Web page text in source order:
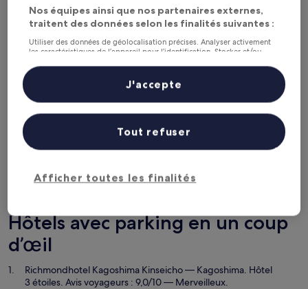
nuit séjournée
Économisez plus grâce aux Prix membres
Consultez les prix pour ces dates
7 août - 9 août
14 août - 16 août
Hôtels avec parking en un coup
d’œil
Richmondhotel Kagoshima Kinseicho— Kagoshima. Hôtel
3 étoiles. Avis voyageurs : 9,0/10 — Merveilleux.
Nos équipes ainsi que nos partenaires externes,
traitent des données selon les finalités suivantes :
Utiliser des données de géolocalisation précises. Analyser activement
les caractéristiques de l’appareil pour l’identification. Stocker et/ou
personnalisés, mesure de performance des publicités et du contenu,
études d’audience et développement de services.
Liste de nos partenaires (fournisseurs)
Afficher toutes les finalités
Tout refuser
J'accepte